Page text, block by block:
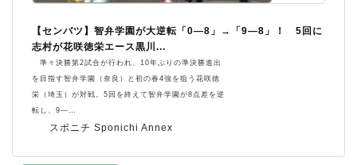
スポニチ Sponichi Annex
【センバツ】智弁学園が大逆転「0―8」→「9―8」！ 5回に
志村が花咲徳栄エース黒川...
準々決勝第2試合が行われ、10年ぶりの準決勝進出
を目指す智弁学園（奈良）と初の春4強を狙う花咲徳
栄（埼玉）が対戦。5回を終えて智弁学園が8点差を逆
転し、9―…